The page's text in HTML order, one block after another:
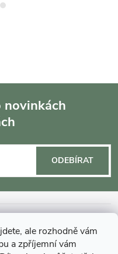
ale rozhodně vám
a zpříjemní vám
novinkách
ODEBÍRAT